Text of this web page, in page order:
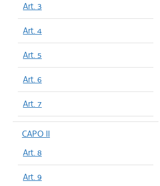
Art. 3
Art. 4
Art. 5
Art. 6
Art. 7
CAPO II
Art. 8
Art. 9